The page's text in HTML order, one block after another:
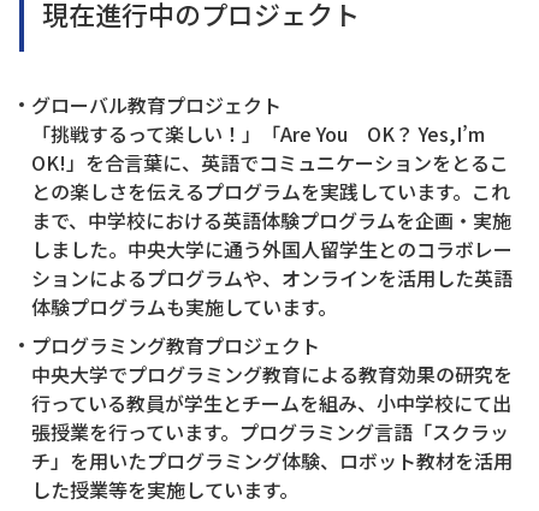
現在進行中のプロジェクト
グローバル教育プロジェクト
「挑戦するって楽しい！」「Are You OK？ Yes,I’m
OK!」を合言葉に、英語でコミュニケーションをとるこ
との楽しさを伝えるプログラムを実践しています。これ
まで、中学校における英語体験プログラムを企画・実施
しました。中央大学に通う外国人留学生とのコラボレー
ションによるプログラムや、オンラインを活用した英語
体験プログラムも実施しています。
プログラミング教育プロジェクト
中央大学でプログラミング教育による教育効果の研究を
行っている教員が学生とチームを組み、小中学校にて出
張授業を行っています。プログラミング言語「スクラッ
チ」を用いたプログラミング体験、ロボット教材を活用
した授業等を実施しています。